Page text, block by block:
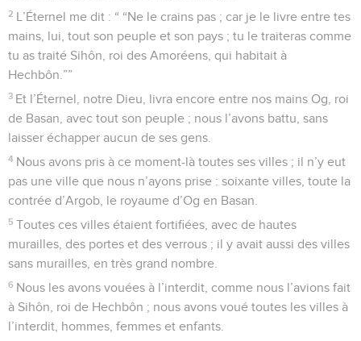
2 L’Éternel me dit : “ “Ne le crains pas ; car je le livre entre tes
mains, lui, tout son peuple et son pays ; tu le traiteras comme
tu as traité Sihôn, roi des Amoréens, qui habitait à
Hechbôn.””
3 Et l’Éternel, notre Dieu, livra encore entre nos mains Og, roi
de Basan, avec tout son peuple ; nous l’avons battu, sans
laisser échapper aucun de ses gens.
4 Nous avons pris à ce moment-là toutes ses villes ; il n’y eut
pas une ville que nous n’ayons prise : soixante villes, toute la
contrée d’Argob, le royaume d’Og en Basan.
5 Toutes ces villes étaient fortifiées, avec de hautes
murailles, des portes et des verrous ; il y avait aussi des villes
sans murailles, en très grand nombre.
6 Nous les avons vouées à l’interdit, comme nous l’avions fait
à Sihôn, roi de Hechbôn ; nous avons voué toutes les villes à
l’interdit, hommes, femmes et enfants.